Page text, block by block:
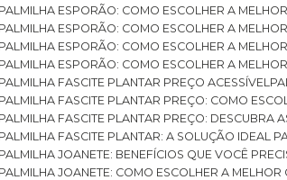
PALMILHA ESPORÃO: COMO ESCOLHER A
PALMILHA ESPORÃO: COMO ESCOLHER A
PALMILHA ESPORÃO: COMO ESCOLHER A
PALMILHA ESPORÃO: COMO ESCOLHER A
PALMILHA FASCITE PLANTAR PREÇO ACESSÍVEL
PALMILHA FASCITE PLANTAR PREÇO: COMO
PALMILHA FASCITE PLANTAR PREÇO:
PALMILHA FASCITE PLANTAR: A SOLUÇÃO IDEAL
PALMILHA JOANETE: BENEFÍCIOS QUE VOCÊ
PALMILHA JOANETE: COMO ESCOLHER A